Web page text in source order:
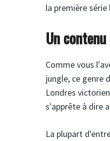
la première
Un
Comme vous
jungle, ce genre
Londres
s'apprête à dire
La plupart